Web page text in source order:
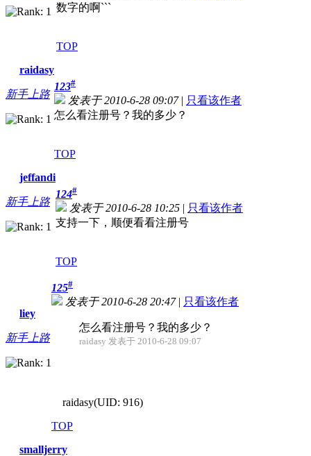
数字的啊```
TOP
raidasy
新手上路
123#
发表于 2010-6-28 09:07| 只看该作者
怎么看注册号？我的多少？
TOP
jeffandi
新手上路
124#
发表于 2010-6-28 10:25 | 只看该作者
支持一下，顺便看看注册号
TOP
liey
新手上路
125#
发表于 2010-6-28 20:47| 只看该作者
怎么看注册号？我的多少？
raidasy 发表于 2010-6-28 09:07
raidasy(UID: 916)
TOP
smalljerry